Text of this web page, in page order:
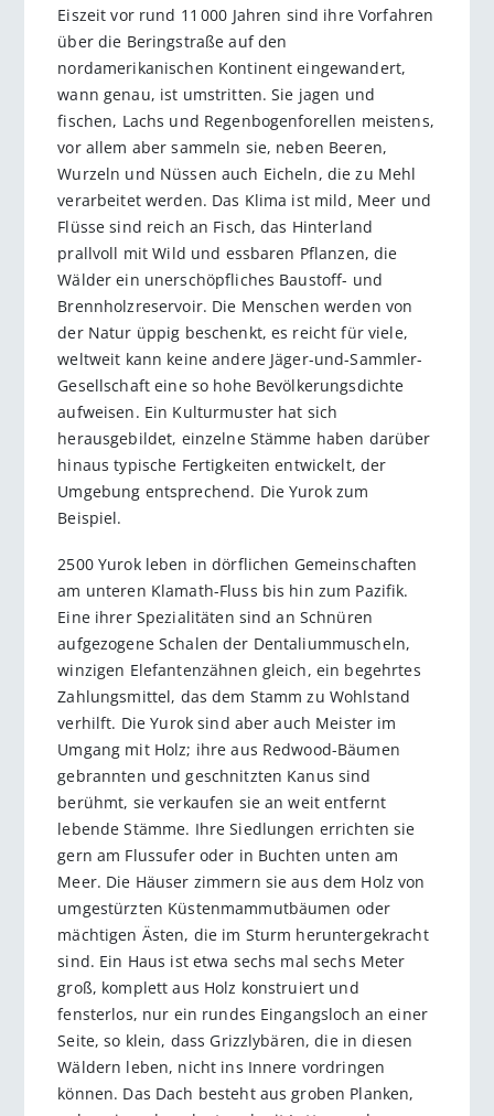
Eiszeit vor rund 11 000 Jahren sind ihre Vorfahren
über die Beringstraße auf den
nordamerikanischen Kontinent eingewandert,
wann genau, ist umstritten. Sie jagen und
fischen, Lachs und Regenbogenforellen meistens,
vor allem aber sammeln sie, neben Beeren,
Wurzeln und Nüssen auch Eicheln, die zu Mehl
verarbeitet werden. Das Klima ist mild, Meer und
Flüsse sind reich an Fisch, das Hinterland
prallvoll mit Wild und essbaren Pflanzen, die
Wälder ein unerschöpfliches Baustoff- und
Brennholzreservoir. Die Menschen werden von
der Natur üppig beschenkt, es reicht für viele,
weltweit kann keine andere Jäger-und-Sammler-
Gesellschaft eine so hohe Bevölkerungsdichte
aufweisen. Ein Kulturmuster hat sich
herausgebildet, einzelne Stämme haben darüber
hinaus typische Fertigkeiten entwickelt, der
Umgebung entsprechend. Die Yurok zum
Beispiel.
2500 Yurok leben in dörflichen Gemeinschaften
am unteren Klamath-Fluss bis hin zum Pazifik.
Eine ihrer Spezialitäten sind an Schnüren
aufgezogene Schalen der Dentaliummuscheln,
winzigen Elefantenzähnen gleich, ein begehrtes
Zahlungsmittel, das dem Stamm zu Wohlstand
verhilft. Die Yurok sind aber auch Meister im
Umgang mit Holz; ihre aus Redwood-Bäumen
gebrannten und geschnitzten Kanus sind
berühmt, sie verkaufen sie an weit entfernt
lebende Stämme. Ihre Siedlungen errichten sie
gern am Flussufer oder in Buchten unten am
Meer. Die Häuser zimmern sie aus dem Holz von
umgestürzten Küstenmammutbäumen oder
mächtigen Ästen, die im Sturm heruntergekracht
sind. Ein Haus ist etwa sechs mal sechs Meter
groß, komplett aus Holz konstruiert und
fensterlos, nur ein rundes Eingangsloch an einer
Seite, so klein, dass Grizzlybären, die in diesen
Wäldern leben, nicht ins Innere vordringen
können. Das Dach besteht aus groben Planken,